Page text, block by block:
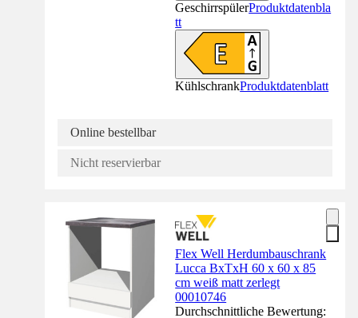
GeschirrspülerProduktdatenbla
tt
KühlschrankProduktdatenblatt
Online bestellbar
Nicht reservierbar
Flex Well Herdumbauschrank
Lucca BxTxH 60 x 60 x 85
cm weiß matt zerlegt
00010746
Durchschnittliche Bewertung: